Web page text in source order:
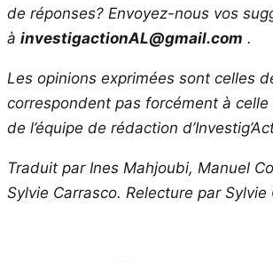
de réponses? Envoyez-nous vos
à investigactionAL@gmail.com .
Les opinions exprimées sont celles
correspondent pas forcément à
de l’équipe de rédaction
Traduit par Ines Mahjoubi, Manuel
Sylvie Carrasco. Relecture par Sylvie